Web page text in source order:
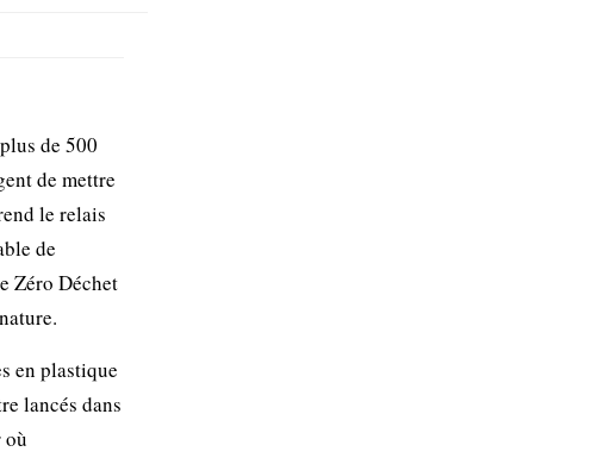
de 500
de mettre
le relais
de
Zéro Déchet
en plastique
lancés dans
où